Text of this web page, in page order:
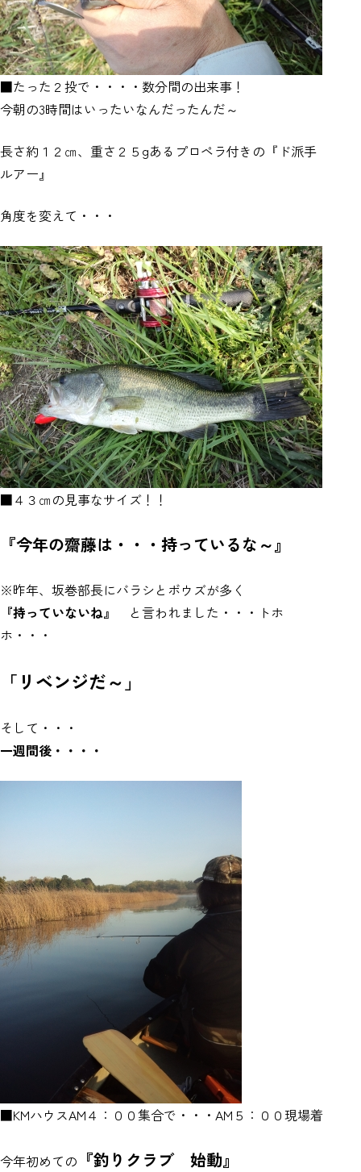
■たった２投で・・・・数分間の出来事！
今朝の3時間はいったいなんだったんだ～
長さ約１２㎝、重さ２５gあるプロペラ付きの『ド派手
ルアー』
角度を変えて・・・
■４３㎝の見事なサイズ！！
『今年の齋藤は・・・持っているな～』
※昨年、坂巻部長にバラシとボウズが多く
『持っていないね』
と言われました・・・トホ
ホ・・・
「リベンジだ～」
そして・・・
一週間後・・・・
■KMハウスAM４：００集合で・・・AM５：００現場着
今年初めての 『釣りクラブ 始動』